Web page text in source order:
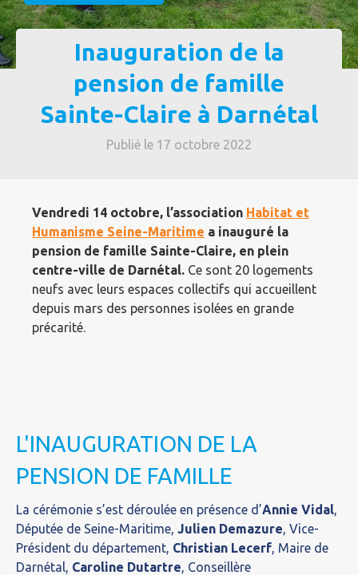
Inauguration de la
pension de famille
Sainte-Claire à Darnétal
Publié le 17 octobre 2022
Vendredi 14 octobre, l’association Habitat et
Humanisme Seine-Maritime a inauguré la
pension de famille Sainte-Claire, en plein
centre-ville de Darnétal. Ce sont 20 logements
neufs avec leurs espaces collectifs qui accueillent
depuis mars des personnes isolées en grande
précarité.
L'INAUGURATION DE LA
PENSION DE FAMILLE
La cérémonie s’est déroulée en présence d’Annie Vidal,
Députée de Seine-Maritime, Julien Demazure, Vice-
Président du département, Christian Lecerf, Maire de
Darnétal, Caroline Dutartre, Conseillère